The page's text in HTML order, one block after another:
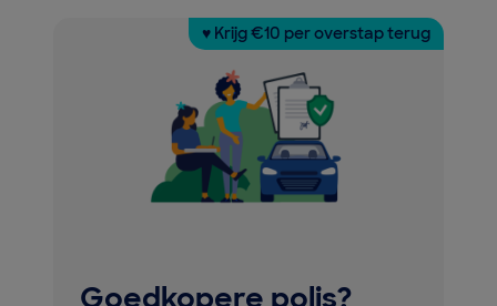
♥ Krijg €10 per overstap terug
Goedkopere polis?